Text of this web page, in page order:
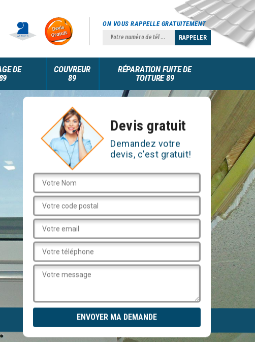
ON VOUS RAPPELLE GRATUITEMENT
DE
COUVREUR
89
RÉPARATION FUITE DE
TOITURE 89
Devis gratuit
Demandez votre
devis, c'est gratuit!